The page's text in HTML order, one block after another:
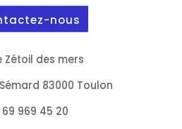
nous
Zétoil des mers
83000 Toulon
969 45 20